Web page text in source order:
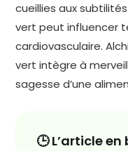
cueillies aux
vert peut influencer
cardiovasculaire.
vert intègre à
sagesse d’une
🕒 L’article en